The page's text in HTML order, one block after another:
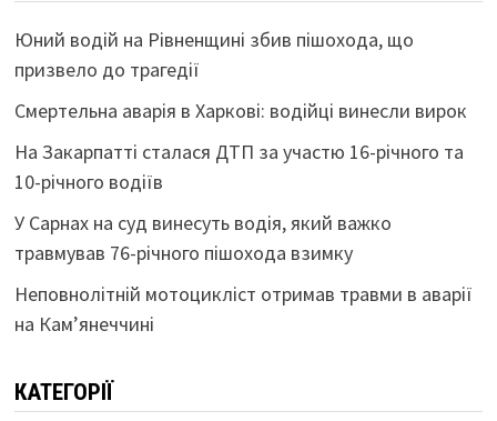
Юний водій на Рівненщині збив пішохода, що
призвело до трагедії
Смертельна аварія в Харкові: водійці винесли вирок
На Закарпатті сталася ДТП за участю 16-річного та
10-річного водіїв
У Сарнах на суд винесуть водія, який важко
травмував 76-річного пішохода взимку
Неповнолітній мотоцикліст отримав травми в аварії
на Кам’янеччині
КАТЕГОРІЇ